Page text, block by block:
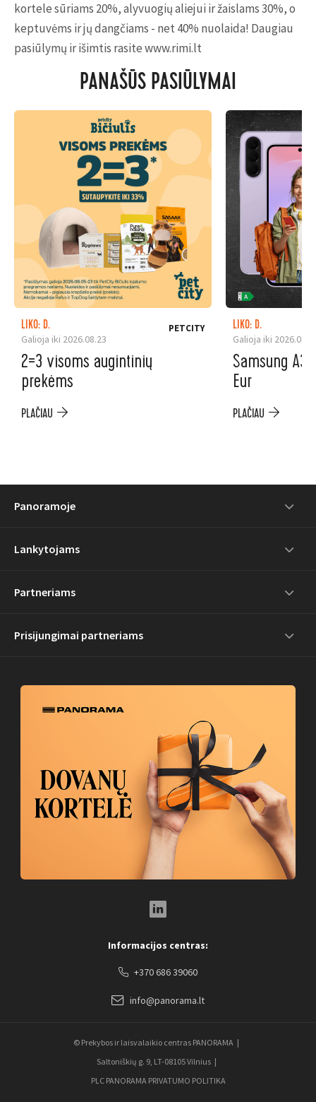
kortele sūriams 20%, alyvuogių aliejui ir žaislams 30%, o
keptuvėms ir jų dangčiams - net 40% nuolaida! Daugiau
pasiūlymų ir išimtis rasite www.rimi.lt
PANAŠŪS PASIŪLYMAI
LIKO: D.
Galioja iki 2026.08.23
PETCITY
2=3 visoms augintinių
prekėms
PLAČIAU
LIKO: D.
Galioja iki
Samsung
Eur
PLAČIAU
Panoramoje
Lankytojams
Partneriams
Prisijungimai partneriams
Informacijos centras:
+370 686 39060
info@panorama.lt
© Prekybos ir laisvalaikio centras PANORAMA
Saltoniškių g. 9, LT-08105 Vilnius
PLC PANORAMA PRIVATUMO POLITIKA